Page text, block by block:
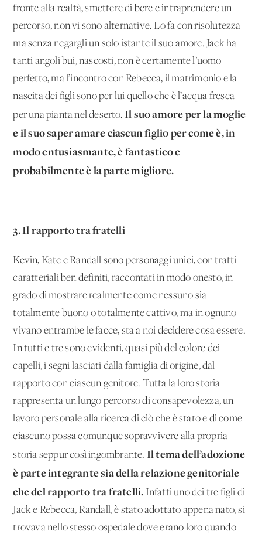
fronte alla realtà, smettere di bere e intraprendere un
percorso, non vi sono alternative. Lo fa con risolutezza
ma senza negargli un solo istante il suo amore. Jack ha
tanti angoli bui, nascosti, non è certamente l’uomo
perfetto, ma l’incontro con Rebecca, il matrimonio e la
nascita dei figli sono per lui quello che è l’acqua fresca
per una pianta nel deserto.Il suo amore per la moglie
e il suo saper amare ciascun figlio per come è, in
modo entusiasmante, è fantastico e
probabilmente è la parte migliore.
3. Il rapporto tra fratelli
Kevin, Kate e Randall sono personaggi unici, con tratti
caratteriali ben definiti, raccontati in modo onesto, in
grado di mostrare realmente come nessuno sia
totalmente buono o totalmente cattivo, ma in ognuno
vivano entrambe le facce, sta a noi decidere cosa essere.
In tutti e tre sono evidenti, quasi più del colore dei
capelli, i segni lasciati dalla famiglia di origine, dal
rapporto con ciascun genitore. Tutta la loro storia
rappresenta un lungo percorso di consapevolezza, un
lavoro personale alla ricerca di ciò che è stato e di come
ciascuno possa comunque sopravvivere alla propria
storia seppur così ingombrante. Il tema dell’adozione
è parte integrante sia della relazione genitoriale
che del rapporto tra fratelli. Infatti uno dei tre figli di
Jack e Rebecca, Randall, è stato adottato appena nato, si
trovava nello stesso ospedale dove erano loro quando